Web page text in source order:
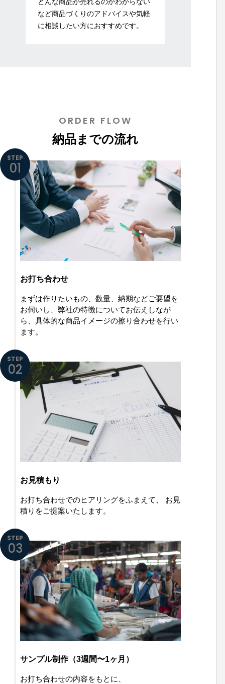
どんな商品が売れるのかわからない
など商品づくりのアドバイスや気軽
に相談したい方におすすめです。
ORDER FLOW
納品までの流れ
STEP
01
お打ち合わせ
まずは作りたいもの、数量、納期などご要望を
お伺いし、弊社の特徴についてお伝えしなが
ら、具体的な商品イメージの擦り合わせを行い
ます。
STEP
02
お見積もり
お打ち合わせでのヒアリングをふまえて、
お見
積りをご提案いたします。
STEP
03
サンプル制作（3週間〜1ヶ月）
お打ち合わせの内容をもとに、